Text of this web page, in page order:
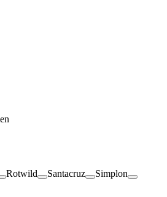
Rotwild Santacruz
Simplon